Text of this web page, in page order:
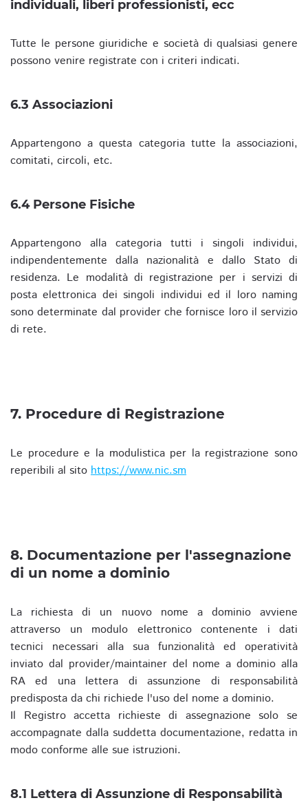
individuali, liberi professionisti, ecc
Tutte le persone giuridiche e società di qualsiasi genere
possono venire registrate con i criteri indicati.
6.3 Associazioni
Appartengono a questa categoria tutte la associazioni,
comitati, circoli, etc.
6.4 Persone Fisiche
Appartengono alla categoria tutti i singoli individui,
indipendentemente dalla nazionalità e dallo Stato di
residenza. Le modalità di registrazione per i servizi di
posta elettronica dei singoli individui ed il loro naming
sono determinate dal provider che fornisce loro il servizio
di rete.
7. Procedure di Registrazione
Le procedure e la modulistica per la registrazione sono
reperibili al sito https://www.nic.sm
8. Documentazione per l'assegnazione
di un nome a dominio
La richiesta di un nuovo nome a dominio avviene
attraverso un modulo elettronico contenente i dati
tecnici necessari alla sua funzionalità ed operatività
inviato dal provider/maintainer del nome a dominio alla
RA ed una lettera di assunzione di responsabilità
predisposta da chi richiede l'uso del nome a dominio.
Il Registro accetta richieste di assegnazione solo se
accompagnate dalla suddetta documentazione, redatta in
modo conforme alle sue istruzioni.
8.1 Lettera di Assunzione di Responsabilità